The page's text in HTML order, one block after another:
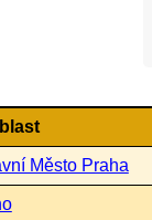
Město Praha